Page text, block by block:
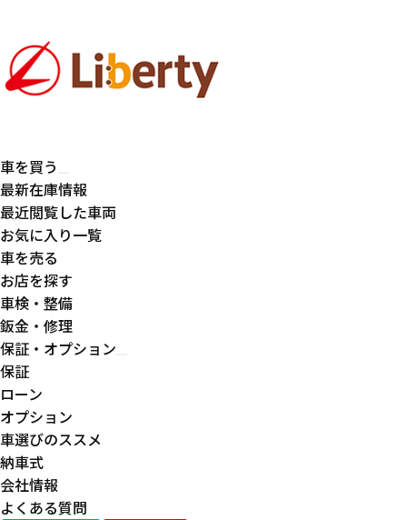
車を買う
最新在庫情報
最近閲覧した車両
お気に入り一覧
車を売る
お店を探す
車検・整備
鈑金・修理
保証・オプション
保証
ローン
オプション
車選びのススメ
納車式
会社情報
よくある質問